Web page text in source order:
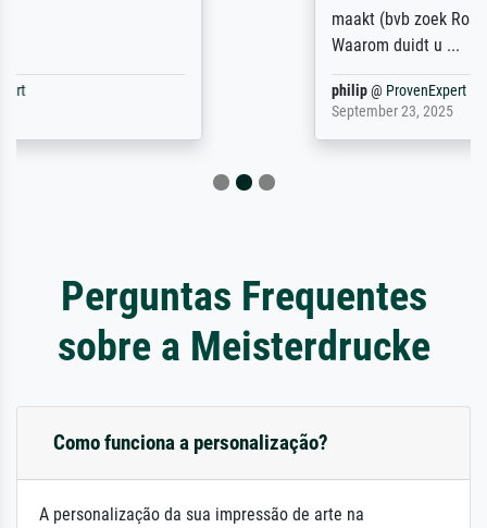
maakt (bvb zoek Ros = ook Rops, Rose etc).
Perguntas Frequentes
sobre a Meisterdrucke
Como funciona a personalização?
A personalização da sua impressão de arte na